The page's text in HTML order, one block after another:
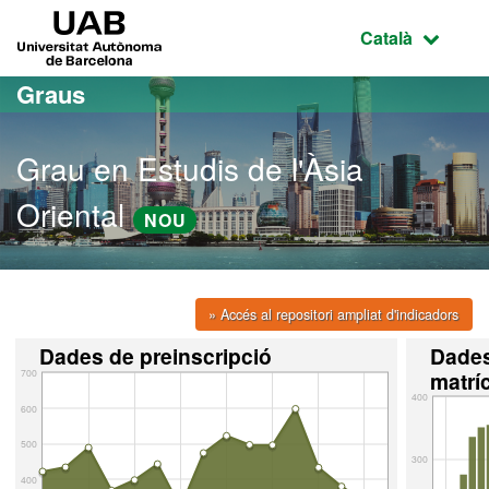
Ves al contingut principal
Ves a la navegació de la pàgina
Idioma
Català
Graus
Grau en Estudis de l'Àsia
Oriental NOU
» Accés al repositori ampliat d'indicadors
300
400
Dades de preinscripció
400
500
600
700